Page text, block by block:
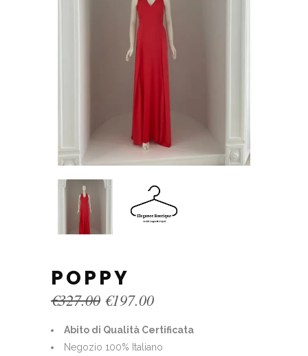
POPPY
€327.00 Original
was:
€327.00.
€197.00Current
is:
€197.00.
Abito di Qualità Certificata
Negozio 100% Italiano